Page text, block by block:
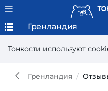
Тонкости используют
Гренландия
Гренландия